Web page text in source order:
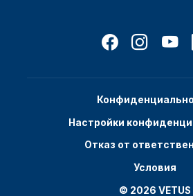
Настройки
Отказ от
Условия
© 2026 VETUS